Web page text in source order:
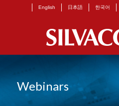
English 日本語 한국어
Webinars